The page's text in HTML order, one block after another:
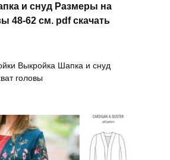
и снуд Размеры на
48-62 см. pdf скачать
Выкройка Шапка и снуд
головы